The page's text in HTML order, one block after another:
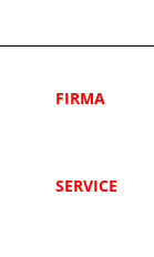
FIRMA
SERVICE